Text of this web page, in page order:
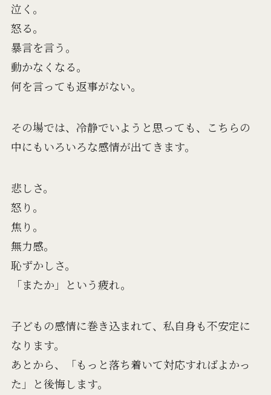
泣く。
怒る。
暴言を言う。
動かなくなる。
何を言っても返事がない。
その場では、冷静でいようと思っても、こちらの
中にもいろいろな感情が出てきます。
悲しさ。
怒り。
焦り。
無力感。
恥ずかしさ。
「またか」という疲れ。
子どもの感情に巻き込まれて、私自身も不安定に
なります。
あとから、「もっと落ち着いて対応すればよかっ
た」と後悔します。